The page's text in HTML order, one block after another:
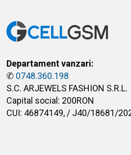
Departament vanzari:
✆ 0748.360.198
S.C. ARJEWELS FASHION S.R.L.
Capital social: 200RON
CUI: 46874149, / J40/18681/